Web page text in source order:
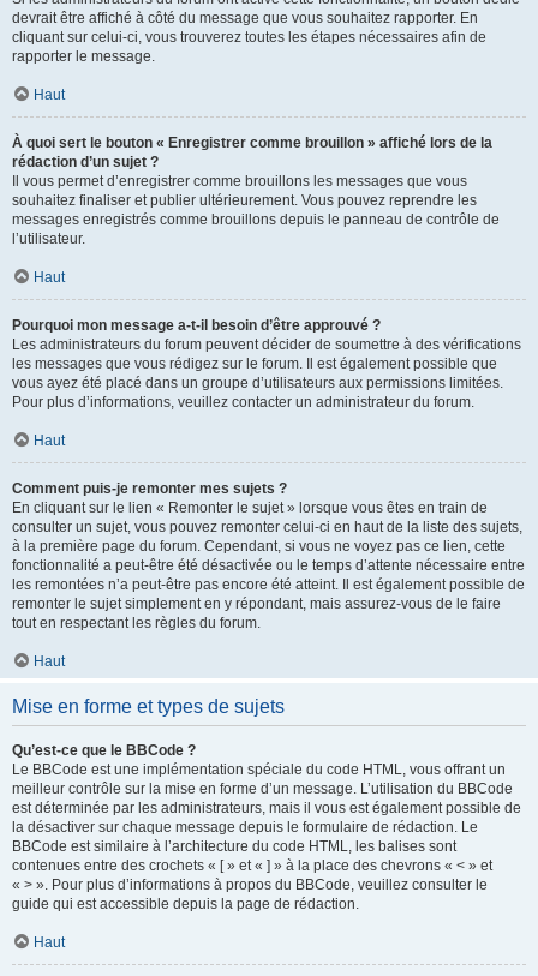
devrait être affiché à côté du message que vous souhaitez rapporter. En
cliquant sur celui-ci, vous trouverez toutes les étapes nécessaires afin de
rapporter le message.
Haut
À quoi sert le bouton « Enregistrer comme brouillon » affiché lors de la
rédaction d’un sujet ?
Il vous permet d’enregistrer comme brouillons les messages que vous
souhaitez finaliser et publier ultérieurement. Vous pouvez reprendre les
messages enregistrés comme brouillons depuis le panneau de contrôle de
l’utilisateur.
Haut
Pourquoi mon message a-t-il besoin d’être approuvé ?
Les administrateurs du forum peuvent décider de soumettre à des vérifications
les messages que vous rédigez sur le forum. Il est également possible que
vous ayez été placé dans un groupe d’utilisateurs aux permissions limitées.
Pour plus d’informations, veuillez contacter un administrateur du forum.
Haut
Comment puis-je remonter mes sujets ?
En cliquant sur le lien « Remonter le sujet » lorsque vous êtes en train de
consulter un sujet, vous pouvez remonter celui-ci en haut de la liste des sujets,
à la première page du forum. Cependant, si vous ne voyez pas ce lien, cette
fonctionnalité a peut-être été désactivée ou le temps d’attente nécessaire entre
les remontées n’a peut-être pas encore été atteint. Il est également possible de
remonter le sujet simplement en y répondant, mais assurez-vous de le faire
tout en respectant les règles du forum.
Haut
Mise en forme et types de sujets
Qu’est-ce que le BBCode ?
Le BBCode est une implémentation spéciale du code HTML, vous offrant un
meilleur contrôle sur la mise en forme d’un message. L’utilisation du BBCode
est déterminée par les administrateurs, mais il vous est également possible de
la désactiver sur chaque message depuis le formulaire de rédaction. Le
BBCode est similaire à l’architecture du code HTML, les balises sont
contenues entre des crochets « [ » et « ] » à la place des chevrons « < » et
« > ». Pour plus d’informations à propos du BBCode, veuillez consulter le
guide qui est accessible depuis la page de rédaction.
Haut